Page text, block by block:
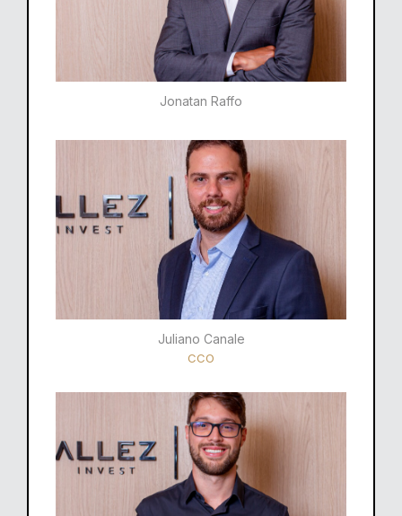
Jonatan Raffo
Juliano Canale
CCO